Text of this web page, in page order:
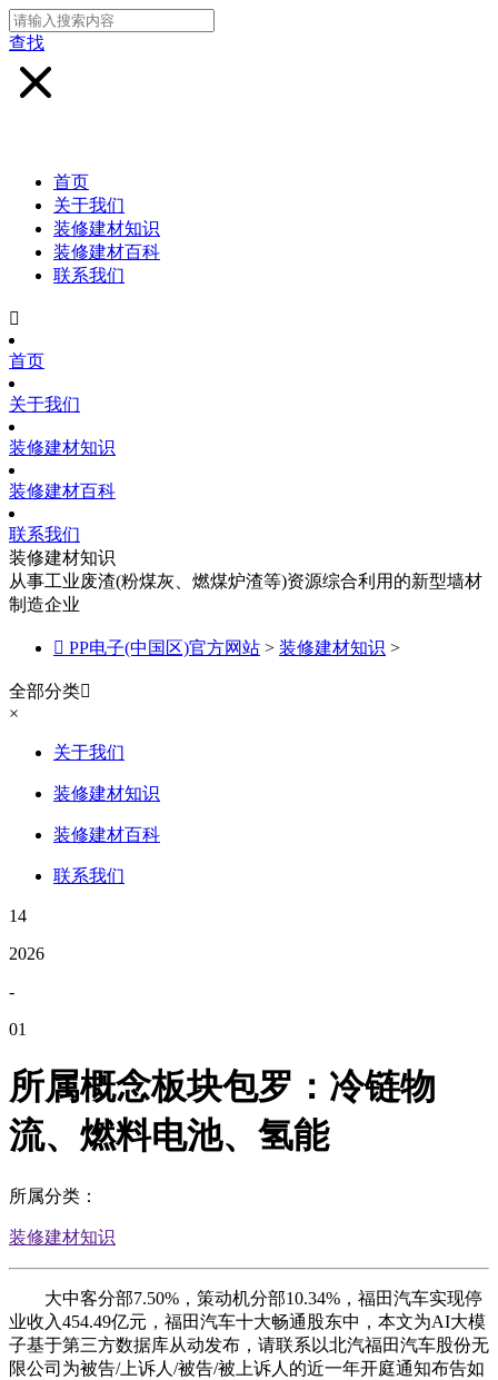
查找
首页
关于我们
装修建材知识
装修建材百科
联系我们

首页
关于我们
装修建材知识
装修建材百科
联系我们
装修建材知识
从事工业废渣(粉煤灰、燃煤炉渣等)资源综合利用的新型墙材
制造企业
 PP电子(中国区)官方网站 > 装修建材知识 >
全部分类
×
关于我们
装修建材知识
装修建材百科
联系我们
14
2026
-
01
所属概念板块包罗：冷链物
流、燃料电池、氢能
所属分类：
装修建材知识
大中客分部7.50%，策动机分部10.34%，福田汽车实现停
业收入454.49亿元，福田汽车十大畅通股东中，本文为AI大模
子基于第三方数据库从动发布，请联系以北汽福田汽车股份无
限公司为被告/上诉人/被告/被上诉人的近一年开庭通知布告如